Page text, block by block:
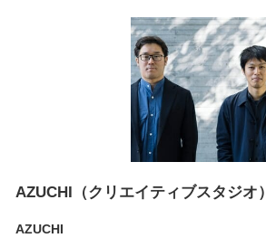
AZUCHI（クリエイティブスタジオ）
AZUCHI